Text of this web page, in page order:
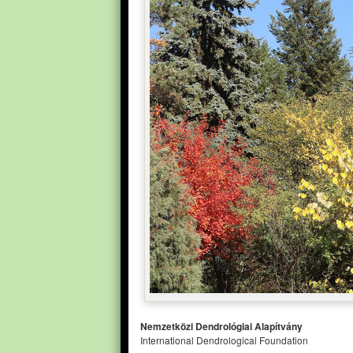
Nemzetközi Dendrológiai Alapítvány
International Dendrological Foundation